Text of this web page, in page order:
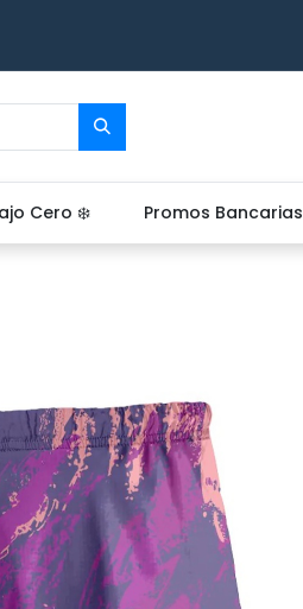
Cero ❄️ Promos Bancarias